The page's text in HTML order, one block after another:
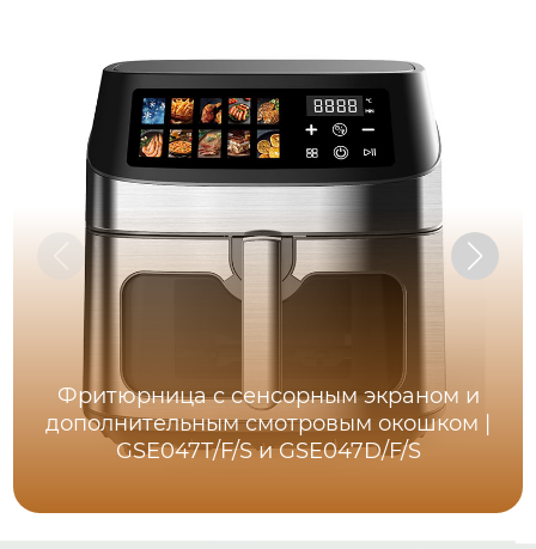
Фритюрница с сенсорным экраном и
дополнительным смотровым окошком |
GSE047T/F/S и GSE047D/F/S